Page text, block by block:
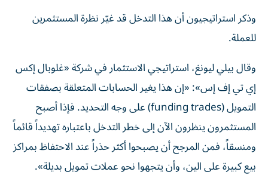
وذكر استراتيجيون أن هذا التدخل قد غيّر نظرة المستثمرين
للعملة.
وقال بيلي ليونغ، استراتيجي الاستثمار في شركة «غلوبال إكس
إي تي إف إس»: «إن هذا يغير الحسابات المتعلقة بصفقات
التمويل (funding trades) على وجه التحديد. فإذا أصبح
المستثمرون ينظرون الآن إلى خطر التدخل باعتباره تهديداً قائماً
ومنسقاً، فمن المرجح أن يصبحوا أكثر حذراً عند الاحتفاظ بمراكز
بيع كبيرة على الين، وأن يتجهوا نحو عملات تمويل بديلة».